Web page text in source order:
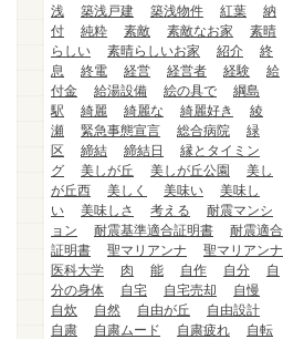
浅
築浅戸建 築浅物件 紅葉
納
付
純粋 素敵 素敵なお家
素晴
らしい
素晴らしいお家 紹介
終
息
終電 経営 経営者 経験
給
付金
給湯設備 絵の具で
綱島
駅
綺麗 綺麗な 綺麗好き
綾
瀬
緊急事態宣言 総合病院
緑
区
締結 締結日
縁とタイミン
グ
美しが丘 美しが丘公園
美し
が丘西
美しく 美味い
美味し
い
美味しさ 考える
耐震マンシ
ョン
耐震基準適合証明書
耐震適合
証明書
聖マリアンナ
聖マリアンナ
医科大学
肉 能 自作 自分
自
分の身体
自宅 自宅売却
自慢
自炊
自然 自由が丘
自由設計
自粛
自粛ムード 自粛疲れ
自転